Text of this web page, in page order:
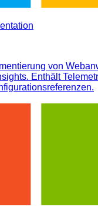
von
Enthält